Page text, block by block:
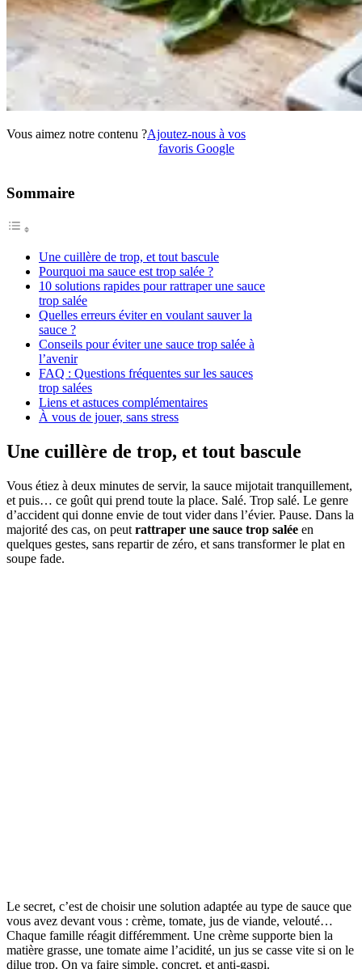
Vous aimez notre contenu ?Ajoutez-nous à vos
favoris Google
Sommaire
Une cuillère de trop, et tout bascule
Pourquoi ma sauce est trop salée ?
10 solutions rapides pour rattraper une sauce
trop salée
Quelles erreurs éviter en voulant sauver la
sauce ?
Conseils pour éviter une sauce trop salée à
l’avenir
FAQ : Questions fréquentes sur les sauces
trop salées
Liens et astuces complémentaires
À vous de jouer, sans stress
Une cuillère de trop, et tout bascule
Vous étiez à deux minutes de servir, la sauce mijotait tranquillement,
et puis… ce goût qui prend toute la place. Salé. Trop salé. Le genre
d’accident qui donne envie de tout vider dans l’évier. Pause. Dans la
majorité des cas, on peut rattraper une sauce trop salée en
quelques gestes, sans repartir de zéro, et sans transformer le plat en
soupe fade.
Le secret, c’est de choisir une solution adaptée au type de sauce que
vous avez devant vous : crème, tomate, jus de viande, velouté…
Chaque famille réagit différemment. Une crème supporte bien la
matière grasse, une tomate aime l’acidité, un jus se casse vite si on le
dilue trop. On va faire simple, concret, et anti-gaspi.